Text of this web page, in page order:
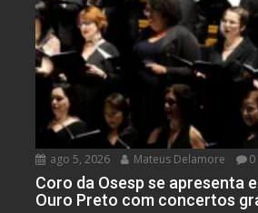
ago 5, 2026 Mateus Delamore 0
Coro da Osesp se apresenta
Ouro Preto com concertos